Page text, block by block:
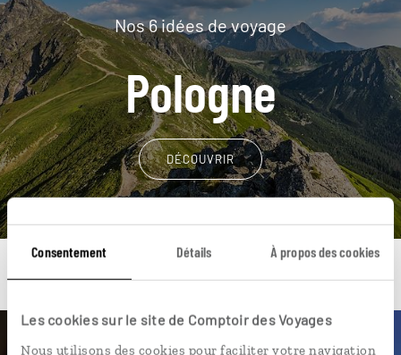
Consentement Détails À propos des cookies
Les cookies sur le site de Comptoir des Voyages
Nous utilisons des cookies pour faciliter votre navigation
Nos 6 idées de voyage
Pologne
DÉCOUVRIR